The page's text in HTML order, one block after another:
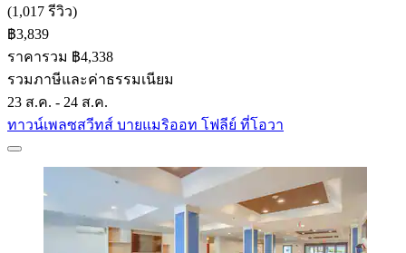
(1,017 รีวิว)
฿3,839
ราคารวม ฿4,338
รวมภาษีและค่าธรรมเนียม
23 ส.ค. - 24 ส.ค.
ทาวน์เพลซสวีทส์ บายแมริออท โฟลีย์ ที่โอวา